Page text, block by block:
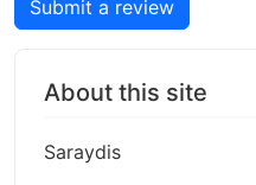
Submit a review
About this site
Saraydis